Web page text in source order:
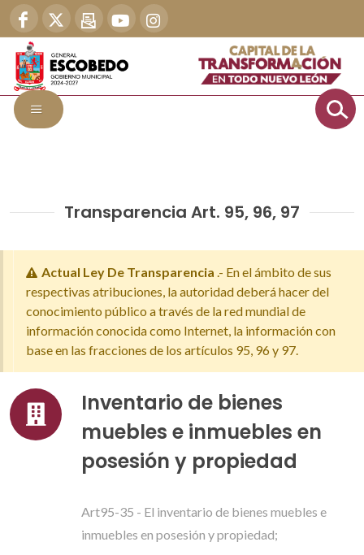
Transparencia Art. 95, 96, 97
Actual Ley De Transparencia .- En el ámbito de sus
respectivas atribuciones, la autoridad deberá hacer del
conocimiento público a través de la red mundial de
información conocida como Internet, la información con
base en las fracciones de los artículos 95, 96 y 97.
Inventario de bienes
muebles e inmuebles en
posesión y propiedad
Art95-35 - El inventario de bienes muebles e
inmuebles en posesión y propiedad;